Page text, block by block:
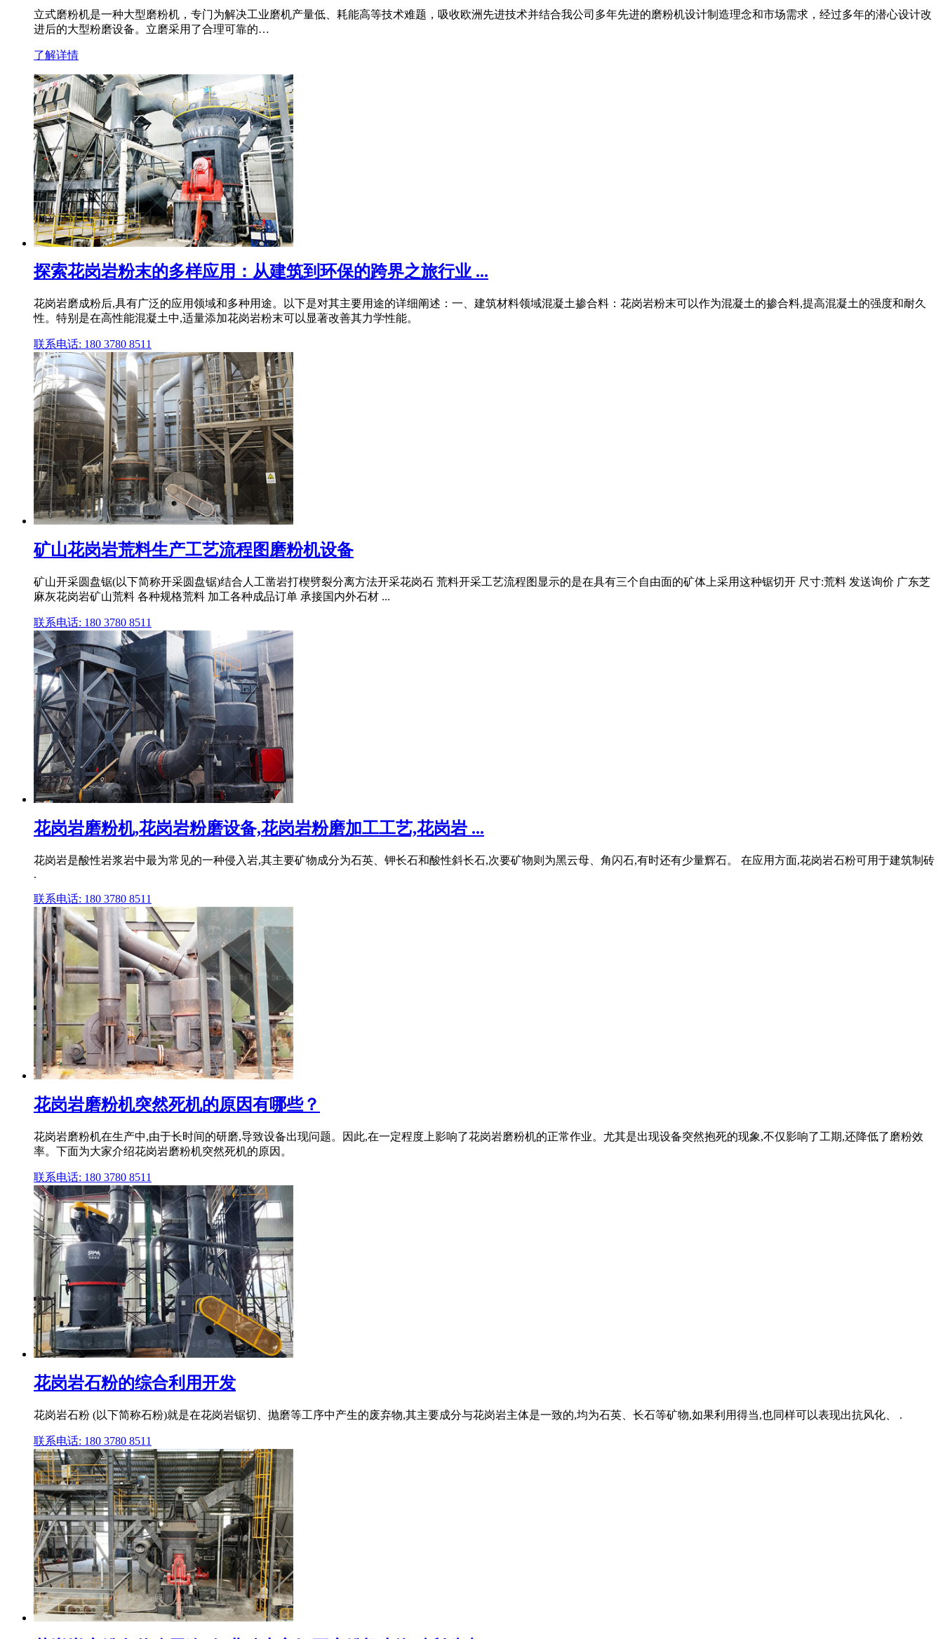
立式磨粉机是一种大型磨粉机，专门为解决工业磨机产量低、耗能高等技术难题，吸收欧洲先进技术并结合我公司多年先进的磨粉机设计制造理念和市场需求，经过多年的潜心设计改
进后的大型粉磨设备。立磨采用了合理可靠的…
了解详情
探索花岗岩粉末的多样应用：从建筑到环保的跨界之旅行业 ...
花岗岩磨成粉后,具有广泛的应用领域和多种用途。以下是对其主要用途的详细阐述：一、建筑材料领域混凝土掺合料：花岗岩粉末可以作为混凝土的掺合料,提高混凝土的强度和耐久
性。特别是在高性能混凝土中,适量添加花岗岩粉末可以显著改善其力学性能。
联系电话: 180 3780 8511
矿山花岗岩荒料生产工艺流程图磨粉机设备
矿山开采圆盘锯(以下简称开采圆盘锯)结合人工凿岩打楔劈裂分离方法开采花岗石 荒料开采工艺流程图显示的是在具有三个自由面的矿体上采用这种锯切开 尺寸:荒料 发送询价 广东芝
麻灰花岗岩矿山荒料 各种规格荒料 加工各种成品订单 承接国内外石材 ...
联系电话: 180 3780 8511
花岗岩磨粉机,花岗岩粉磨设备,花岗岩粉磨加工工艺,花岗岩 ...
花岗岩是酸性岩浆岩中最为常见的一种侵入岩,其主要矿物成分为石英、钾长石和酸性斜长石,次要矿物则为黑云母、角闪石,有时还有少量辉石。 在应用方面,花岗岩石粉可用于建筑制砖
.
联系电话: 180 3780 8511
花岗岩磨粉机突然死机的原因有哪些？
花岗岩磨粉机在生产中,由于长时间的研磨,导致设备出现问题。因此,在一定程度上影响了花岗岩磨粉机的正常作业。尤其是出现设备突然抱死的现象,不仅影响了工期,还降低了磨粉效
率。下面为大家介绍花岗岩磨粉机突然死机的原因。
联系电话: 180 3780 8511
花岗岩石粉的综合利用开发
花岗岩石粉 (以下简称石粉)就是在花岗岩锯切、抛磨等工序中产生的废弃物,其主要成分与花岗岩主体是一致的,均为石英、长石等矿物,如果利用得当,也同样可以表现出抗风化、 .
联系电话: 180 3780 8511